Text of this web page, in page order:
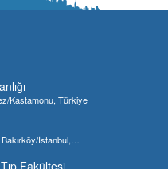
Kastamonu, Türkiye
İstanbul,
Fakültesi